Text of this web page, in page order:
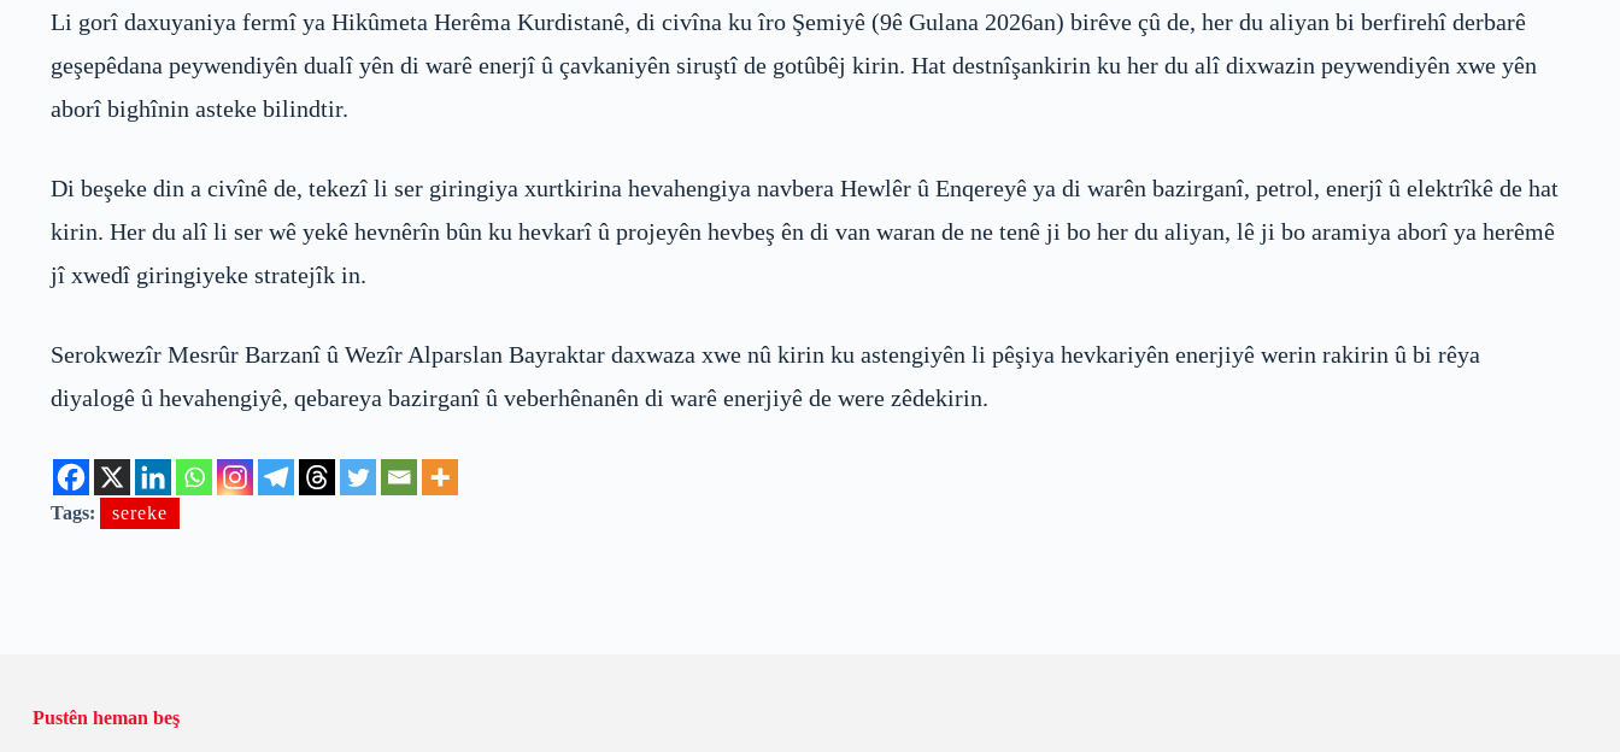
Li gorî daxuyaniya fermî ya Hikûmeta Herêma Kurdistanê, di civîna ku îro Şemiyê (9ê Gulana 2026an) birêve çû de, her du aliyan bi berfirehî derbarê
geşepêdana peywendiyên dualî yên di warê enerjî û çavkaniyên siruştî de gotûbêj kirin. Hat destnîşankirin ku her du alî dixwazin peywendiyên xwe yên
aborî bighînin asteke bilindtir.
Di beşeke din a civînê de, tekezî li ser giringiya xurtkirina hevahengiya navbera Hewlêr û Enqereyê ya di warên bazirganî, petrol, enerjî û elektrîkê de hat
kirin. Her du alî li ser wê yekê hevnêrîn bûn ku hevkarî û projeyên hevbeş ên di van waran de ne tenê ji bo her du aliyan, lê ji bo aramiya aborî ya herêmê
jî xwedî giringiyeke stratejîk in.
Serokwezîr Mesrûr Barzanî û Wezîr Alparslan Bayraktar daxwaza xwe nû kirin ku astengiyên li pêşiya hevkariyên enerjiyê werin rakirin û bi rêya
diyalogê û hevahengiyê, qebareya bazirganî û veberhênanên di warê enerjiyê de were zêdekirin.
Tags: sereke
Pustên heman beş